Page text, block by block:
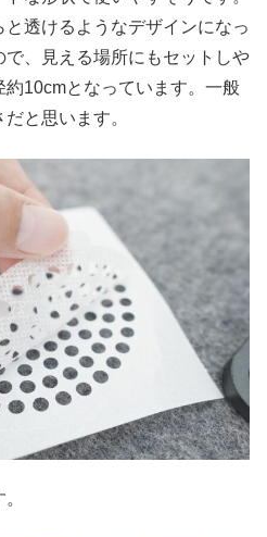
透けるようなデザインになっ
、見える場所にもセットしや
10cmとなっています。一般
と思います。